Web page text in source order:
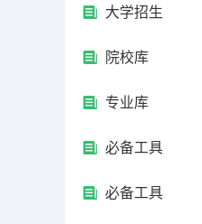
大学招生
院校库
专业库
必备工具
必备工具